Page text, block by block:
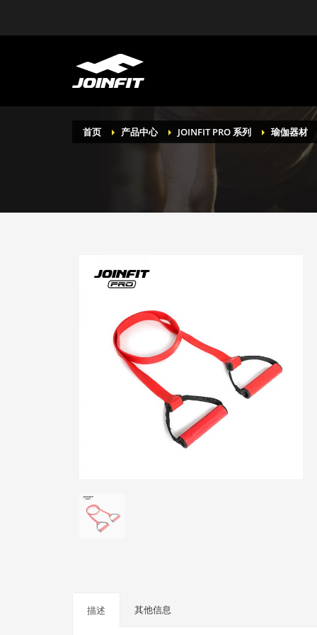
首页 产品中心 JOINFIT PRO 系列 瑜伽器材
描述 其他信息